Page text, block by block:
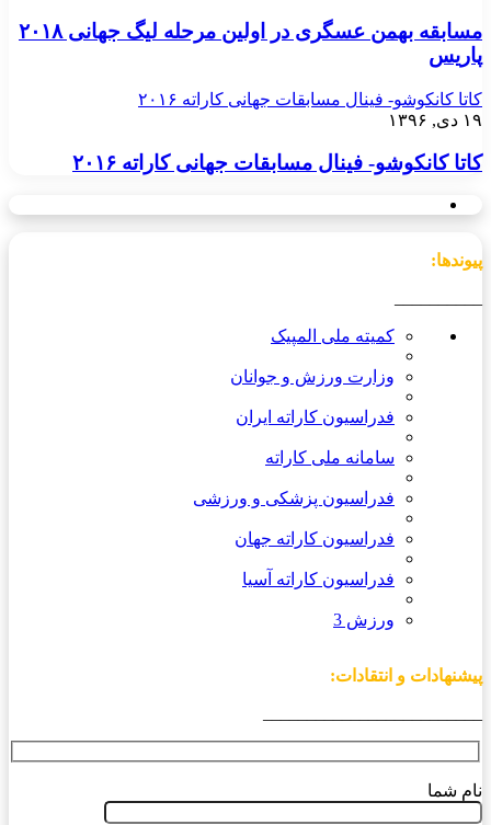
مسابقه بهمن عسگری در اولین مرحله لیگ جهانی ۲۰۱۸
پاریس
کاتا کانکوشو- فینال مسابقات جهانی کاراته ۲۰۱۶
۱۹ دی, ۱۳۹۶
کاتا کانکوشو- فینال مسابقات جهانی کاراته ۲۰۱۶
پیوندها:
کمیته ملی المپیک
وزارت ورزش و جوانان
فدراسیون کاراته ایران
سامانه ملی کاراته
فدراسیون پزشکی و ورزشی
فدراسیون کاراته جهان
فدراسیون کاراته آسیا
ورزش 3
پیشنهادات و انتقادات:
نام شما